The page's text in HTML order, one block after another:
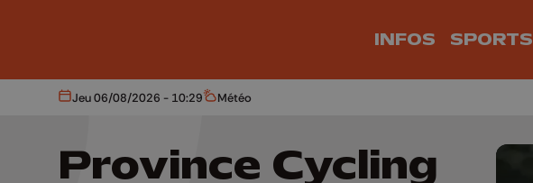
INFOS SPORTS
Aujourd'hui
Jeu 06/08/2026 - 10:29 Météo
Météo
Province Cycling